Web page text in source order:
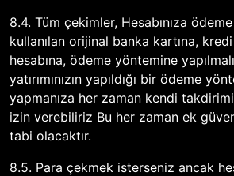
8.4. Tüm çekimler, Hesabınıza
kullanılan orijinal banka kartına,
hesabına, ödeme yöntemine
yatırımınızın yapıldığı bir ödeme
yapmanıza her zaman kendi
izin verebiliriz Bu her zaman ek
tabi olacaktır.
8.5. Para çekmek isterseniz ancak